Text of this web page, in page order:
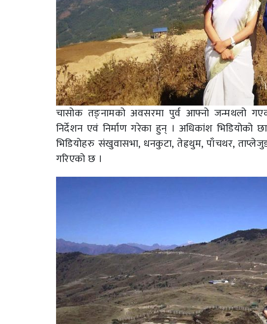
चासोक तङ्नामको अवसरमा पुर्व आफ्नो जन्मथलो
निर्देशन एवं निर्माण गरेका हुन् । अधिकांश
भिडियोहरु संखुवासभा, धनकुटा, तेह्रथुम, पाँचथर,
गरिएको छ ।